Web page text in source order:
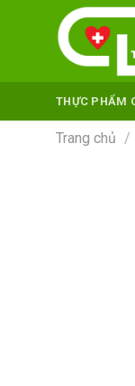
THỰC PHẨM
Trang chủ /